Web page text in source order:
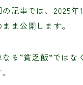
の記事では、2025年
まま公開します。
る“貧乏飯”ではな